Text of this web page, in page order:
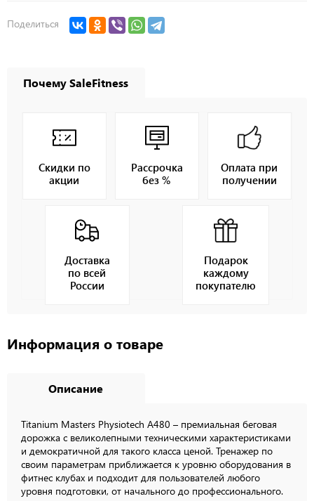
Поделиться
Почему SaleFitness
Скидки по
акции
Рассрочка
без %
Оплата при
получении
Доставка
по всей
России
Подарок
каждому
покупателю
Информация о товаре
Описание
Titanium Masters Physiotech A480 – премиальная беговая
дорожка c великолепными техническими характеристиками
и демократичной для такого класса ценой. Тренажер по
своим параметрам приближается к уровню оборудования в
фитнес клубах и подходит для пользователей любого
уровня подготовки, от начального до профессионального.